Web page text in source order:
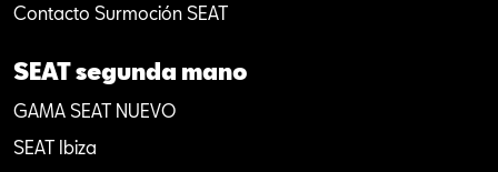
Contacto Surmoción SEAT
SEAT segunda mano
GAMA SEAT NUEVO
SEAT Ibiza